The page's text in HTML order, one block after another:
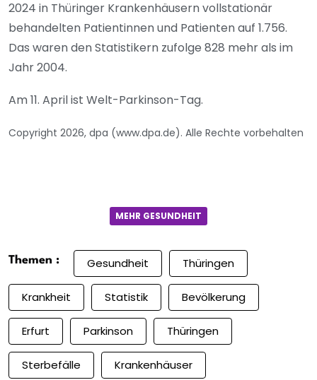
2024 in Thüringer Krankenhäusern vollstationär
behandelten Patientinnen und Patienten auf 1.756.
Das waren den Statistikern zufolge 828 mehr als im
Jahr 2004.
Am 11. April ist Welt-Parkinson-Tag.
Copyright 2026, dpa (www.dpa.de). Alle Rechte vorbehalten
MEHR GESUNDHEIT
Themen : Gesundheit Thüringen
Krankheit Statistik Bevölkerung
Erfurt Parkinson Thüringen
Sterbefälle Krankenhäuser